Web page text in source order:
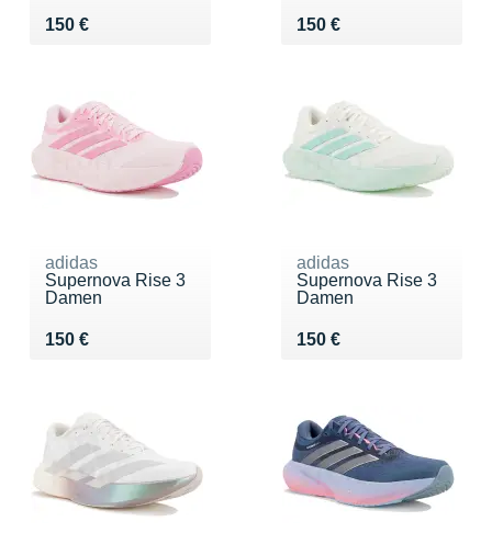
150 €
Vendu 150 € 150 €
Vendu 150 €
adidas
Supernova Rise 3
Damen
150 €
Vendu 150 €
adidas
Supernova Rise 3
Damen
150 €
Vendu 150 €